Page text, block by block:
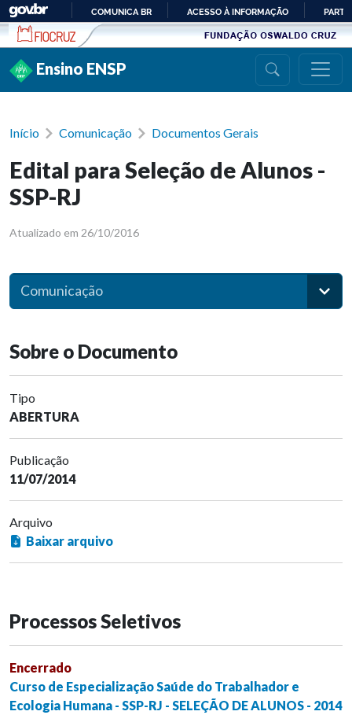
Ir para conteúdo
PARA
COMUNICA BR ACESSO À INFORMAÇÃO
Ensino ENSP
Início Comunicação Documentos Gerais
Edital para Seleção de Alunos -
SSP-RJ
Atualizado em 26/10/2016
Comunicação
Sobre o Documento
Tipo
ABERTURA
Publicação
11/07/2014
Arquivo
Baixar arquivo
Processos Seletivos
Encerrado
Curso de Especialização Saúde do Trabalhador e
Ecologia Humana - SSP-RJ - SELEÇÃO DE ALUNOS - 2014